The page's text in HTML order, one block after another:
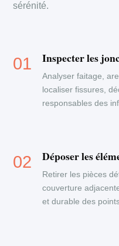
sérénité.
Inspecter les
Analyser faitage,
localiser fissures,
responsables des
Déposer les
Retirer les pièces
couverture
et durable des